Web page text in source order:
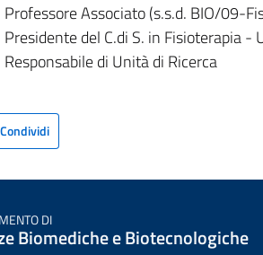
Professore Associato (s.s.d. BIO/09-
Presidente del C.di S. in Fisioterapia -
Responsabile di Unità di Ricerca
Condividi
DI
Biomediche e Biotecnologiche